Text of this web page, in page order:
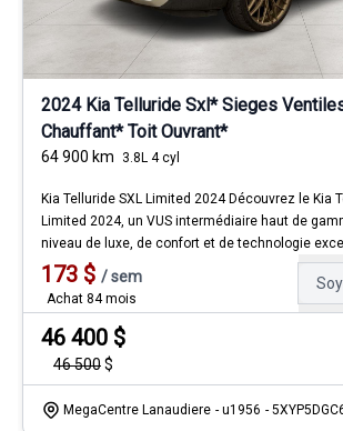
2024 Kia Telluride Sxl* Sieges
Chauffant* Toit Ouvrant*
64 900 km 3.8L 4 cyl
Kia Telluride SXL Limited 2024 Découvrez le Kia
Limited 2024, un VUS intermédiaire haut de
niveau de luxe, de confort et de technologie
173 $ /sem
Achat 84 mois
46 400 $
46 500$
MegaCentre Lanaudiere - u1956 -